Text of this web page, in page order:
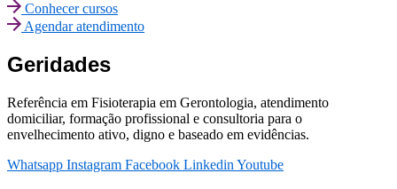
Conhecer cursos
Agendar atendimento
Geridades
Referência em Fisioterapia em Gerontologia, atendimento
domiciliar, formação profissional e consultoria para o
envelhecimento ativo, digno e baseado em evidências.
Whatsapp Instagram Facebook Linkedin Youtube